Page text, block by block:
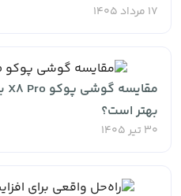
17 مرداد 1405
بهتر است؟
30 تیر 1405